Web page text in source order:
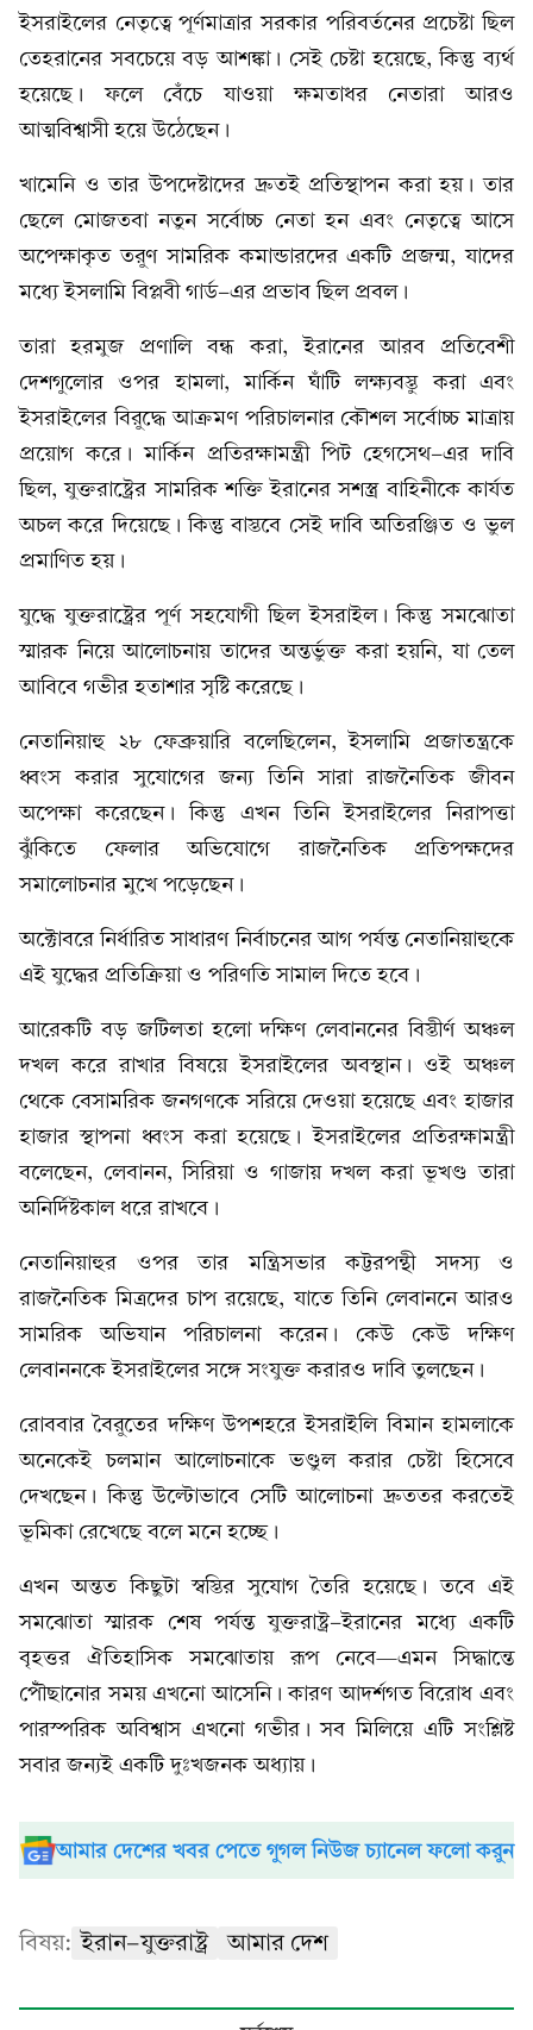
ইসরাইলের নেতৃত্বে পূর্ণমাত্রার সরকার পরিবর্তনের প্রচেষ্টা ছিল
তেহরানের সবচেয়ে বড় আশঙ্কা। সেই চেষ্টা হয়েছে, কিন্তু ব্যর্থ
হয়েছে। ফলে বেঁচে যাওয়া ক্ষমতাধর নেতারা আরও
আত্মবিশ্বাসী হয়ে উঠেছেন।
খামেনি ও তার উপদেষ্টাদের দ্রুতই প্রতিস্থাপন করা হয়। তার
ছেলে মোজতবা নতুন সর্বোচ্চ নেতা হন এবং নেতৃত্বে আসে
অপেক্ষাকৃত তরুণ সামরিক কমান্ডারদের একটি প্রজন্ম, যাদের
মধ্যে ইসলামি বিপ্লবী গার্ড-এর প্রভাব ছিল প্রবল।
তারা হরমুজ প্রণালি বন্ধ করা, ইরানের আরব প্রতিবেশী
দেশগুলোর ওপর হামলা, মার্কিন ঘাঁটি লক্ষ্যবস্তু করা এবং
ইসরাইলের বিরুদ্ধে আক্রমণ পরিচালনার কৌশল সর্বোচ্চ মাত্রায়
প্রয়োগ করে। মার্কিন প্রতিরক্ষামন্ত্রী পিট হেগসেথ-এর দাবি
ছিল, যুক্তরাষ্ট্রের সামরিক শক্তি ইরানের সশস্ত্র বাহিনীকে কার্যত
অচল করে দিয়েছে। কিন্তু বাস্তবে সেই দাবি অতিরঞ্জিত ও ভুল
প্রমাণিত হয়।
যুদ্ধে যুক্তরাষ্ট্রের পূর্ণ সহযোগী ছিল ইসরাইল। কিন্তু সমঝোতা
স্মারক নিয়ে আলোচনায় তাদের অন্তর্ভুক্ত করা হয়নি, যা তেল
আবিবে গভীর হতাশার সৃষ্টি করেছে।
নেতানিয়াহু ২৮ ফেব্রুয়ারি বলেছিলেন, ইসলামি প্রজাতন্ত্রকে
ধ্বংস করার সুযোগের জন্য তিনি সারা রাজনৈতিক জীবন
অপেক্ষা করেছেন। কিন্তু এখন তিনি ইসরাইলের নিরাপত্তা
ঝুঁকিতে ফেলার অভিযোগে রাজনৈতিক প্রতিপক্ষদের
সমালোচনার মুখে পড়েছেন।
অক্টোবরে নির্ধারিত সাধারণ নির্বাচনের আগ পর্যন্ত নেতানিয়াহুকে
এই যুদ্ধের প্রতিক্রিয়া ও পরিণতি সামাল দিতে হবে।
আরেকটি বড় জটিলতা হলো দক্ষিণ লেবাননের বিস্তীর্ণ অঞ্চল
দখল করে রাখার বিষয়ে ইসরাইলের অবস্থান। ওই অঞ্চল
থেকে বেসামরিক জনগণকে সরিয়ে দেওয়া হয়েছে এবং হাজার
হাজার স্থাপনা ধ্বংস করা হয়েছে। ইসরাইলের প্রতিরক্ষামন্ত্রী
বলেছেন, লেবানন, সিরিয়া ও গাজায় দখল করা ভূখণ্ড তারা
অনির্দিষ্টকাল ধরে রাখবে।
নেতানিয়াহুর ওপর তার মন্ত্রিসভার কট্টরপন্থী সদস্য ও
রাজনৈতিক মিত্রদের চাপ রয়েছে, যাতে তিনি লেবাননে আরও
সামরিক অভিযান পরিচালনা করেন। কেউ কেউ দক্ষিণ
লেবাননকে ইসরাইলের সঙ্গে সংযুক্ত করারও দাবি তুলছেন।
রোববার বৈরুতের দক্ষিণ উপশহরে ইসরাইলি বিমান হামলাকে
অনেকেই চলমান আলোচনাকে ভণ্ডুল করার চেষ্টা হিসেবে
দেখছেন। কিন্তু উল্টোভাবে সেটি আলোচনা দ্রুততর করতেই
ভূমিকা রেখেছে বলে মনে হচ্ছে।
এখন অন্তত কিছুটা স্বস্তির সুযোগ তৈরি হয়েছে। তবে এই
সমঝোতা স্মারক শেষ পর্যন্ত যুক্তরাষ্ট্র-ইরানের মধ্যে একটি
বৃহত্তর ঐতিহাসিক সমঝোতায় রূপ নেবে—এমন সিদ্ধান্তে
পৌঁছানোর সময় এখনো আসেনি। কারণ আদর্শগত বিরোধ এবং
পারস্পরিক অবিশ্বাস এখনো গভীর। সব মিলিয়ে এটি সংশ্লিষ্ট
সবার জন্যই একটি দুঃখজনক অধ্যায়।
আমার দেশের খবর পেতে গুগল নিউজ চ্যানেল ফলো করুন
বিষয়: ইরান-যুক্তরাষ্ট্র আমার দেশ